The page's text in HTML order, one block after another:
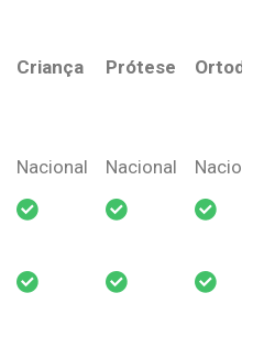
Criança Prótese
Criança Prótese
Nacional Nacional